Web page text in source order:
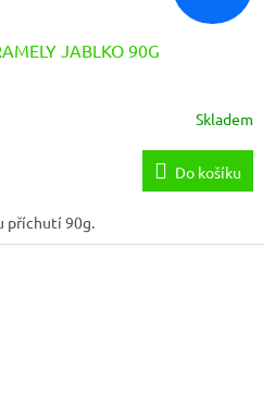
JABLKO 90G
Skladem
Do košíku
příchutí 90g.